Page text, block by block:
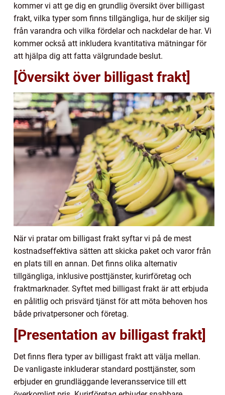
kommer vi att ge dig en grundlig översikt över billigast
frakt, vilka typer som finns tillgängliga, hur de skiljer sig
från varandra och vilka fördelar och nackdelar de har. Vi
kommer också att inkludera kvantitativa mätningar för
att hjälpa dig att fatta välgrundade beslut.
[Översikt över billigast frakt]
När vi pratar om billigast frakt syftar vi på de mest
kostnadseffektiva sätten att skicka paket och varor från
en plats till en annan. Det finns olika alternativ
tillgängliga, inklusive posttjänster, kurirföretag och
fraktmarknader. Syftet med billigast frakt är att erbjuda
en pålitlig och prisvärd tjänst för att möta behoven hos
både privatpersoner och företag.
[Presentation av billigast frakt]
Det finns flera typer av billigast frakt att välja mellan.
De vanligaste inkluderar standard posttjänster, som
erbjuder en grundläggande leveransservice till ett